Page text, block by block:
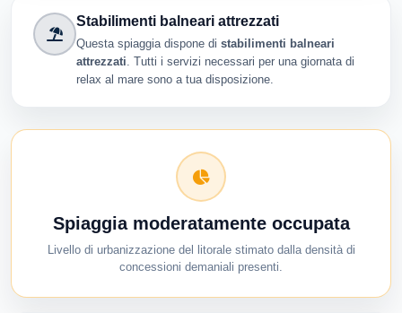
Stabilimenti balneari attrezzati
Questa spiaggia dispone di stabilimenti balneari
attrezzati. Tutti i servizi necessari per una giornata di
relax al mare sono a tua disposizione.
Spiaggia moderatamente occupata
Livello di urbanizzazione del litorale stimato dalla densità di
concessioni demaniali presenti.